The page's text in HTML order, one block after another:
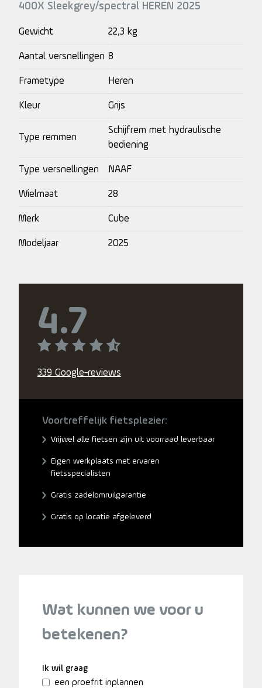
400X Sleekgrey/spectral HEREN 2025
Gewicht 22,3 kg
Aantal versnellingen 8
Frametype Heren
Kleur Grijs
Type remmen
Schijfrem met hydraulische
bediening
Type versnellingen NAAF
Wielmaat 28
Merk Cube
Modeljaar 2025
4.7
339 Google-reviews
Voortreffelijk fietsplezier:
Vrijwel alle fietsen zijn uit voorraad leverbaar
Eigen werkplaats met ervaren
fietsspecialisten
Gratis zadelomruilgarantie
Gratis op locatie afgeleverd
Wat kunnen we voor u
betekenen?
Ik wil graag
een proefrit inplannen